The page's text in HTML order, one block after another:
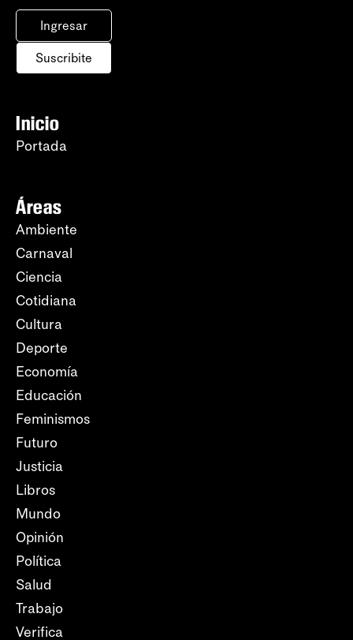
Ingresar
Suscribite
Inicio
Portada
Áreas
Ambiente
Carnaval
Ciencia
Cotidiana
Cultura
Deporte
Economía
Educación
Feminismos
Futuro
Justicia
Libros
Mundo
Opinión
Política
Salud
Trabajo
Verifica